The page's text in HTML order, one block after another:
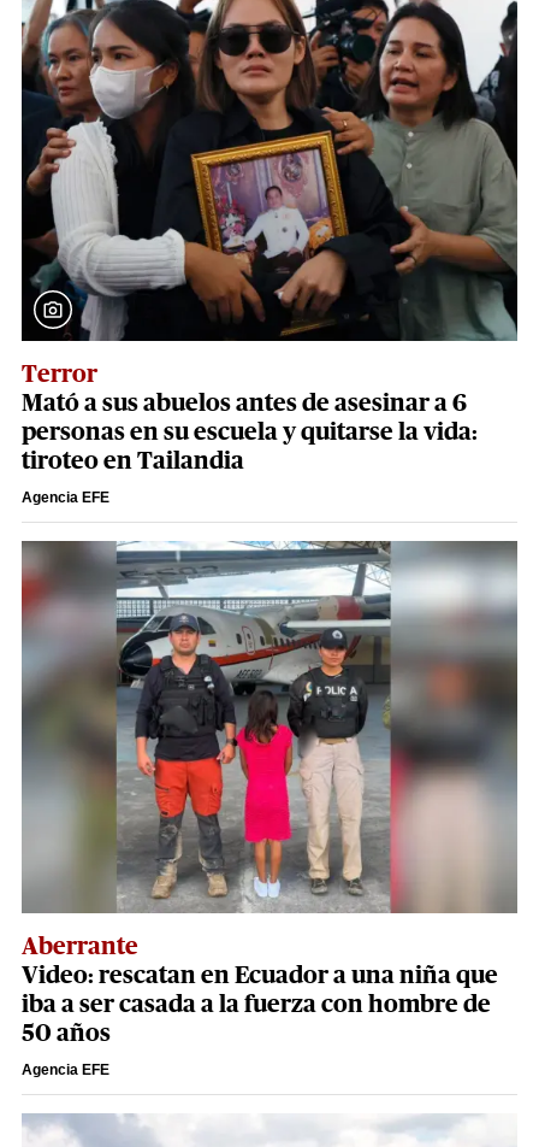
Terror
Mató a sus abuelos antes de asesinar a 6
personas en su escuela y quitarse la vida:
tiroteo en Tailandia
Agencia EFE
Aberrante
Video: rescatan en Ecuador a una niña que
iba a ser casada a la fuerza con hombre de
50 años
Agencia EFE